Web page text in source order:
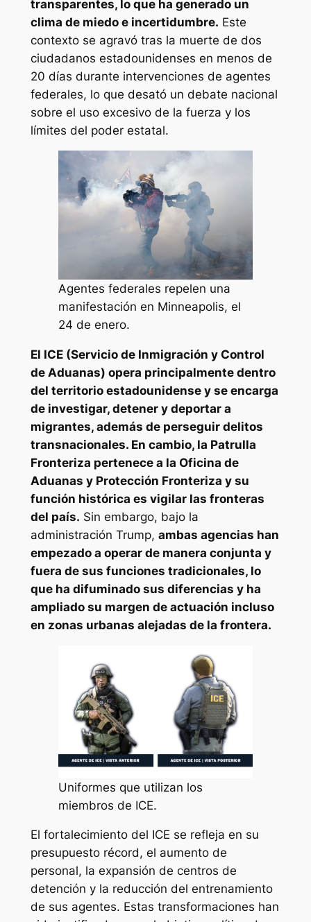
transparentes, lo que ha generado un
clima de miedo e incertidumbre. Este
contexto se agravó tras la muerte de dos
ciudadanos estadounidenses en menos de
20 días durante intervenciones de agentes
federales, lo que desató un debate nacional
sobre el uso excesivo de la fuerza y los
límites del poder estatal.
Agentes federales repelen una
manifestación en Minneapolis, el
24 de enero.
El ICE (Servicio de Inmigración y Control
de Aduanas) opera principalmente dentro
del territorio estadounidense y se encarga
de investigar, detener y deportar a
migrantes, además de perseguir delitos
transnacionales. En cambio, la Patrulla
Fronteriza pertenece a la Oficina de
Aduanas y Protección Fronteriza y su
función histórica es vigilar las fronteras
del país. Sin embargo, bajo la
administración Trump, ambas agencias han
empezado a operar de manera conjunta y
fuera de sus funciones tradicionales, lo
que ha difuminado sus diferencias y ha
ampliado su margen de actuación incluso
en zonas urbanas alejadas de la frontera.
Uniformes que utilizan los
miembros de ICE.
El fortalecimiento del ICE se refleja en su
presupuesto récord, el aumento de
personal, la expansión de centros de
detención y la reducción del entrenamiento
de sus agentes. Estas transformaciones han